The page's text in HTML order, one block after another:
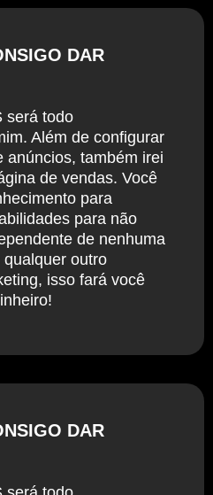
DAR
será todo
Além de configurar
anúncios, também irei
de vendas. Você
para
para não
de nenhuma
outro
isso fará você
DAR